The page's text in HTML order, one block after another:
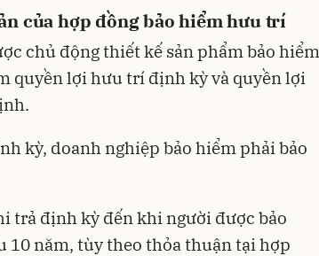
của hợp đồng bảo hiểm hưu trí
chủ động thiết kế sản phẩm bảo hiểm
quyền lợi hưu trí định kỳ và quyền lợi
kỳ, doanh nghiệp bảo hiểm phải bảo
trả định kỳ đến khi người được bảo
10 năm, tùy theo thỏa thuận tại hợp